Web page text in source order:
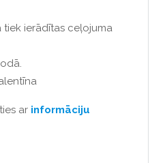
tiek ierādītas ceļojuma
ar informāciju